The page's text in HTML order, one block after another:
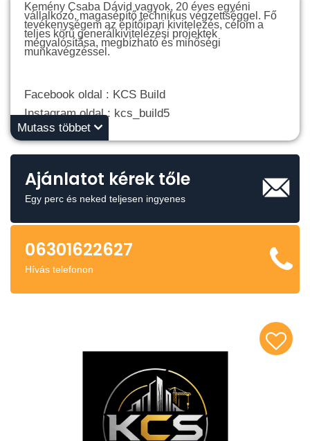
Kemény Csaba Dávid vagyok, 20 éves egyéni
vállalkozó, magasépítő technikus végzettséggel. Fő
tevékenységem az építőipari kivitelezés, célom a
teljes körű generálkivitelezési projektek
megvalósítása, megbízható és minőségi
munkavégzéssel.
Facebook oldal : KCS Build
Instagram oldal : kcs_build5
Mutass többet
Ajánlatot kérek tőle
Egy perc és neked teljesen ingyenes
06301622627
Hívás telefonon